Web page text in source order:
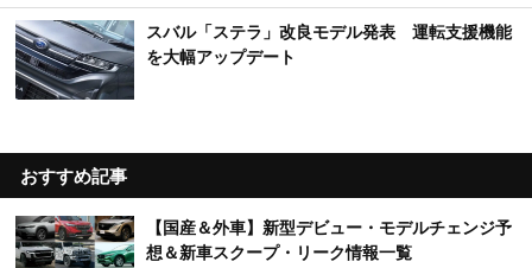
スバル「ステラ」改良モデル発表 運転支援機能
を大幅アップデート
おすすめ記事
【国産＆外車】新型デビュー・モデルチェンジ予
想＆新車スクープ・リーク情報一覧